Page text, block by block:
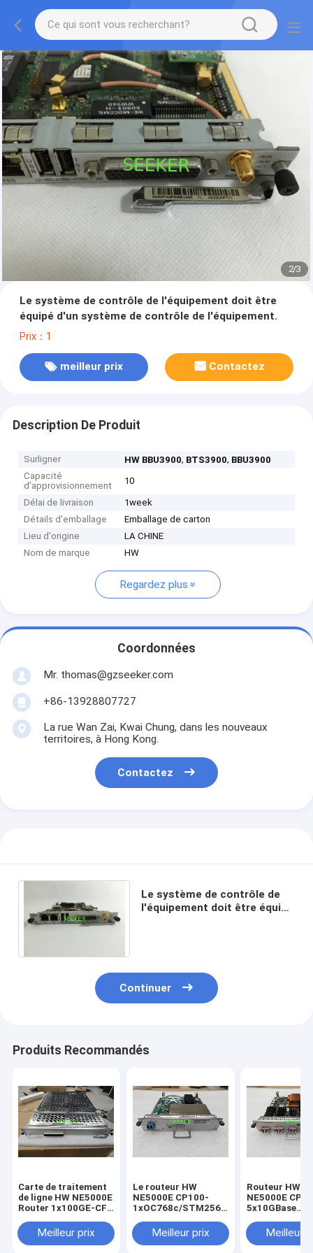
2/3
Le système de contrôle de l'équipement doit être
équipé d'un système de contrôle de l'équipement.
Prix：1
meilleur prix Contactez
Description De Produit
Surligner HW BBU3900, BTS3900, BBU3900
Capacité
d'approvisionnement
10
Délai de livraison
1week
Détails d'emballage
Emballage de carton
Lieu d'origine
LA CHINE
Nom de marque
HW
Regardez plus
Coordonnées
Mr. thomas@gzseeker.com
+86-13928807727
La rue Wan Zai, Kwai Chung, dans les nouveaux
territoires, à Hong Kong.
Contactez
Le système de contrôle de
l'équipement doit être équipé
Continuer
Produits Recommandés
Carte de traitement
de ligne HW NE5000E
Router 1x100GE-CFP
CR5D00E1NC60
Meilleur prix
Le routeur HW
NE5000E CP100-
1xOC768c/STM256c
CR5D00P1MZ60
Meilleur prix
Routeur HW
NE5000E
5x10GBase
03030MCX
Meilleur